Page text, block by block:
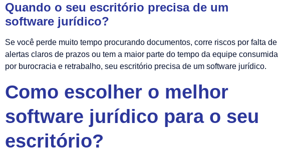
Quando o seu escritório precisa de um
software jurídico?
Se você perde muito tempo procurando documentos, corre riscos por falta de
alertas claros de prazos ou tem a maior parte do tempo da equipe consumida
por burocracia e retrabalho, seu escritório precisa de um software jurídico.
Como escolher o melhor
software jurídico para o seu
escritório?